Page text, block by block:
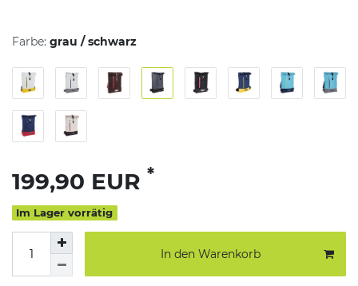
Farbe: grau / schwarz
199,90 EUR *
Im Lager vorrätig
In den Warenkorb